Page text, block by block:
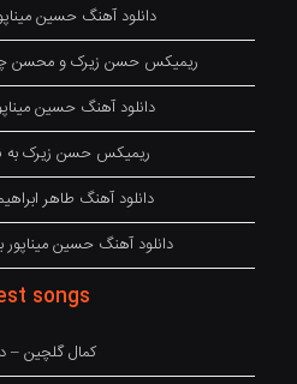
دانلود آهنگ حسین
ریمیکس حسن زیرک و محسن
دانلود آهنگ حسین
ریمیکس حسن زیرک به
دانلود آهنگ طاهر
دانلود آهنگ حسین میناپور
songs
کمال گلچین –